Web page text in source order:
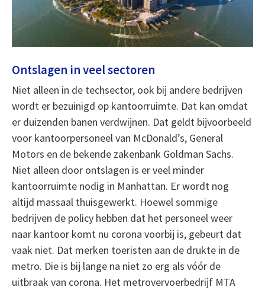
Ontslagen in veel sectoren
Niet alleen in de techsector, ook bij andere bedrijven
wordt er bezuinigd op kantoorruimte. Dat kan omdat
er duizenden banen verdwijnen. Dat geldt bijvoorbeeld
voor kantoorpersoneel van McDonald’s, General
Motors en de bekende zakenbank Goldman Sachs.
Niet alleen door ontslagen is er veel minder
kantoorruimte nodig in Manhattan. Er wordt nog
altijd massaal thuisgewerkt. Hoewel sommige
bedrijven de policy hebben dat het personeel weer
naar kantoor komt nu corona voorbij is, gebeurt dat
vaak niet. Dat merken toeristen aan de drukte in de
metro. Die is bij lange na niet zo erg als vóór de
uitbraak van corona. Het metrovervoerbedrijf MTA